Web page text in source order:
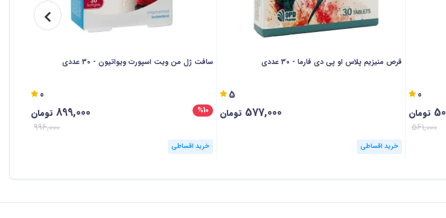
0
تومان
561,000
قرص منیزیم پلاس او پی دی فارما - 30 عددی
5
577,000 تومان
خرید اقساطی
سافت ژل من ویت اسپورت ویواتیون - 30 عددی
0
%10
899,000 تومان
996,000
خرید اقساطی